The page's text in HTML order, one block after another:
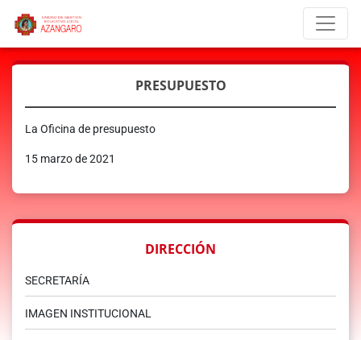
PRESUPUESTO
La Oficina de presupuesto
15 marzo de 2021
DIRECCIÓN
SECRETARÍA
IMAGEN INSTITUCIONAL